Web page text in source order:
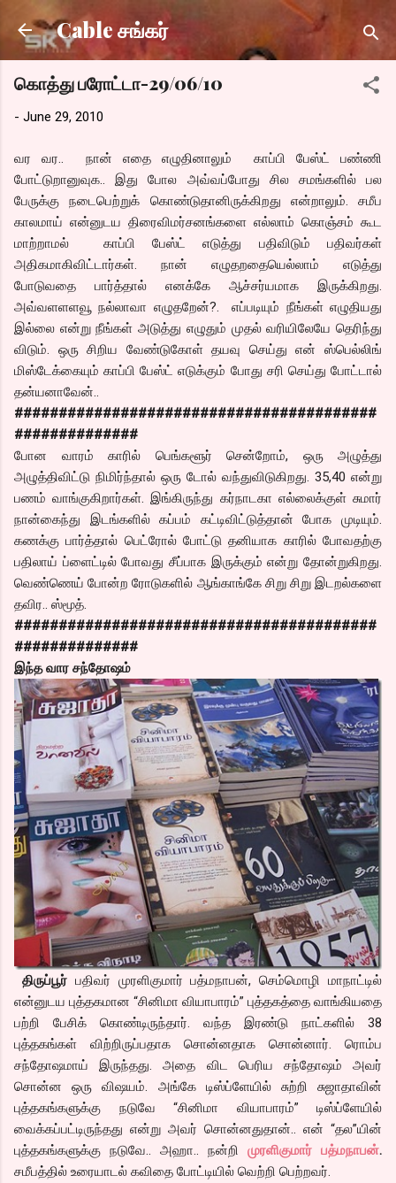
Skip to main content
Cable சங்கர்
கொத்து பரோட்டா-29/06/10
- June 29, 2010
வர வர.. நான் எதை எழுதினாலும் காப்பி பேஸ்ட் பண்ணி
போட்டுறானுவுக.. இது போல அவ்வப்போது சில சமங்களில் பல
பேருக்கு நடைபெற்றுக் கொண்டுதானிருக்கிறது என்றாலும். சமீப
காலமாய் என்னுடய திரைவிமர்சனங்களை எல்லாம் கொஞ்சம் கூட
மாற்றாமல் காப்பி பேஸ்ட் எடுத்து பதிவிடும் பதிவர்கள்
அதிகமாகிவிட்டார்கள். நான் எழுதறதையெல்லாம் எடுத்து
போடுவதை பார்த்தால் எனக்கே ஆச்சர்யமாக இருக்கிறது.
அவ்வளளளவூ நல்லாவா எழுதறேன்?. எப்படியும் நீங்கள் எழுதியது
இல்லை என்று நீங்கள் அடுத்து எழுதும் முதல் வரியிலேயே தெரிந்து
விடும். ஒரு சிறிய வேண்டுகோள் தயவு செய்து என் ஸ்பெல்லிங்
மிஸ்டேக்கையும் காப்பி பேஸ்ட் எடுக்கும் போது சரி செய்து போட்டால்
தன்யனாவேன்..
#########################################
##############
போன வாரம் காரில் பெங்களூர் சென்றோம், ஒரு அழுத்து
அழுத்திவிட்டு நிமிர்ந்தால் ஒரு டோல் வந்துவிடுகிறது. 35,40 என்று
பணம் வாங்குகிறார்கள். இங்கிருந்து கர்நாடகா எல்லைக்குள் சுமார்
நான்கைந்து இடங்களில் கப்பம் கட்டிவிட்டுத்தான் போக முடியும்.
கணக்கு பார்த்தால் பெட்ரோல் போட்டு தனியாக காரில் போவதற்கு
பதிலாய் ப்ளைட்டில் போவது சீப்பாக இருக்கும் என்று தோன்றுகிறது.
வெண்ணெய் போன்ற ரோடுகளில் ஆங்காங்கே சிறு சிறு இடறல்களை
தவிர.. ஸ்மூத்.
#########################################
##############
இந்த வார சந்தோஷம்
திருப்பூர்பதிவர் முரளிகுமார் பத்மநாபன், செம்மொழி மாநாட்டில்
என்னுடய புத்தகமான “சினிமா வியாபாரம்” புத்தகத்தை வாங்கியதை
பற்றி பேசிக் கொண்டிருந்தார். வந்த இரண்டு நாட்களில் 38
புத்தகங்கள் விற்றிருப்பதாக சொன்னதாக சொன்னார். ரொம்ப
சந்தோஷமாய் இருந்தது. அதை விட பெரிய சந்தோஷம் அவர்
சொன்ன ஒரு விஷயம். அங்கே டிஸ்ப்ளேயில் சுற்றி சுஜாதாவின்
புத்தகங்களுக்கு நடுவே “சினிமா வியாபாரம்” டிஸ்ப்ளேயில்
வைக்கப்பட்டிருந்தது என்று அவர் சொன்னதுதான்.. என் “தல”யின்
புத்தகங்களுக்கு நடுவே.. அஹா.. நன்றி முரளிகுமார் பத்மநாபன்.
சமீபத்தில் உரையாடல் கவிதை போட்டியில் வெற்றி பெற்றவர்.